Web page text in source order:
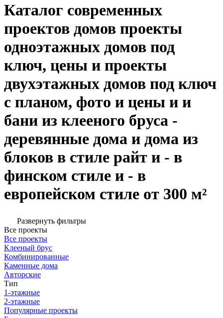
Каталог современных
проектов домов проекты
одноэтажных домов под
ключ, цены и проекты
двухэтажных домов под ключ
с планом, фото и цены и и
бани из клееного бруса -
деревянные дома и дома из
блоков в стиле райт и - в
финском стиле и - в
европейском стиле от 300 м²
Развернуть фильтры
Все проекты
Все проекты
Клееный брус
Комбинированные
Каменные дома
Авторские
Тип
1-этажные
2-этажные
Популярные проекты